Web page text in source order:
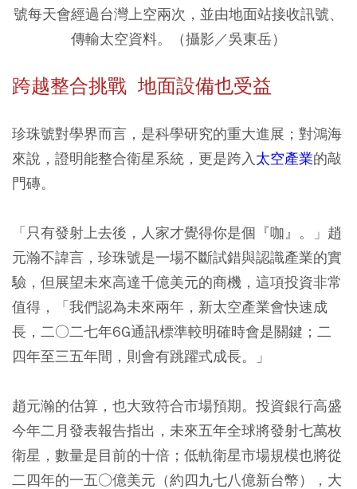
號每天會經過台灣上空兩次，並由地面站接收訊號、
傳輸太空資料。（攝影／吳東岳）
跨越整合挑戰 地面設備也受益
珍珠號對學界而言，是科學研究的重大進展；對鴻海
來說，證明能整合衛星系統，更是跨入太空產業的敲
門磚。
「只有發射上去後，人家才覺得你是個『咖』。」趙
元瀚不諱言，珍珠號是一場不斷試錯與認識產業的實
驗，但展望未來高達千億美元的商機，這項投資非常
值得，「我們認為未來兩年，新太空產業會快速成
長，二○二七年6G通訊標準較明確時會是關鍵；二
四年至三五年間，則會有跳躍式成長。」
趙元瀚的估算，也大致符合市場預期。投資銀行高盛
今年二月發表報告指出，未來五年全球將發射七萬枚
衛星，數量是目前的十倍；低軌衛星市場規模也將從
二四年的一五○億美元（約四九七八億新台幣），大